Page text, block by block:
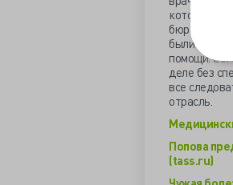
который в
бюро
были
помощи.
деле без
все
отрасль.
Попова
(tass.ru)